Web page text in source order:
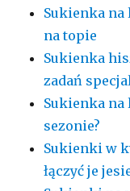
Sukienka na
na topie
Sukienka
zadań
Sukienka na
sezonie?
Sukienki w
łączyć je